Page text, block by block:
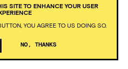
SITE TO ENHANCE YOUR USER
YOU AGREE TO US DOING SO.
NO, THANKS